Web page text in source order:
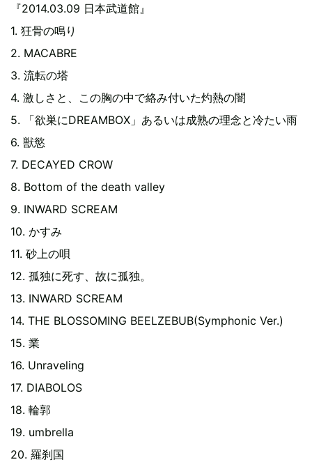
『2014.03.09 日本武道館』
1. 狂骨の鳴り
2. MACABRE
3. 流転の塔
4. 激しさと、この胸の中で絡み付いた灼熱の闇
5. 「欲巣にDREAMBOX」あるいは成熟の理念と冷たい雨
6. 獣慾
7. DECAYED CROW
8. Bottom of the death valley
9. INWARD SCREAM
10. かすみ
11. 砂上の唄
12. 孤独に死す、故に孤独。
13. INWARD SCREAM
14. THE BLOSSOMING BEELZEBUB(Symphonic Ver.)
15. 業
16. Unraveling
17. DIABOLOS
18. 輪郭
19. umbrella
20. 羅刹国